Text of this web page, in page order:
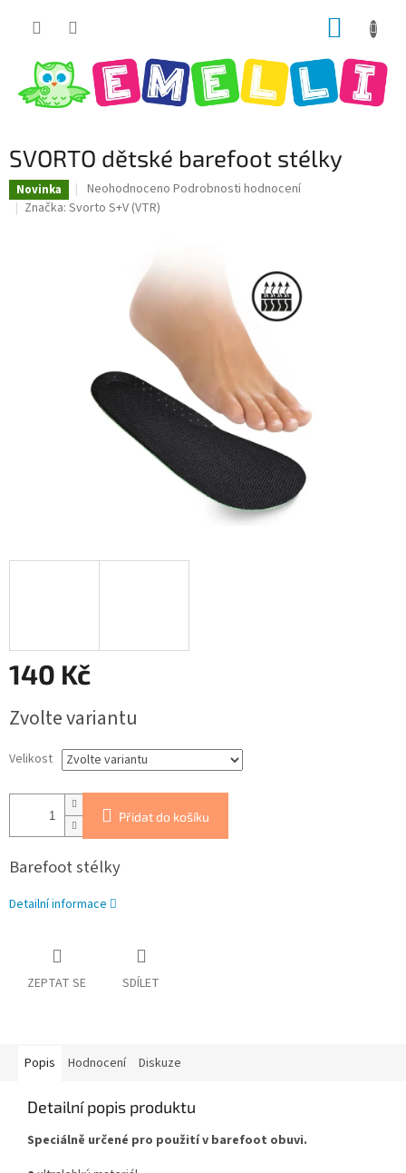
SVORTO dětské barefoot stélky
Novinka
Průměrné
hodnocení
hvězdiček.
Neohodnoceno Podrobnosti hodnocení
Značka: Svorto S+V (VTR)
140 Kč
cena:
Zvolte variantu
Velikost
Přidat do košíku
Barefoot stélky
Detailní informace
ZEPTAT SE SDÍLET
Popis Hodnocení Diskuze
Detailní popis produktu
Speciálně určené pro použití v barefoot obuvi.